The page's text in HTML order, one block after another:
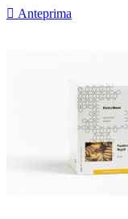
 Anteprima